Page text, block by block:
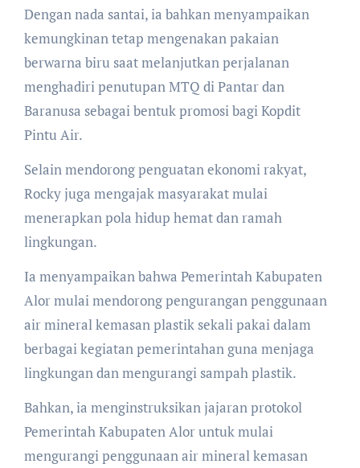
Dengan nada santai, ia bahkan menyampaikan
kemungkinan tetap mengenakan pakaian
berwarna biru saat melanjutkan perjalanan
menghadiri penutupan MTQ di Pantar dan
Baranusa sebagai bentuk promosi bagi Kopdit
Pintu Air.
Selain mendorong penguatan ekonomi rakyat,
Rocky juga mengajak masyarakat mulai
menerapkan pola hidup hemat dan ramah
lingkungan.
Ia menyampaikan bahwa Pemerintah Kabupaten
Alor mulai mendorong pengurangan penggunaan
air mineral kemasan plastik sekali pakai dalam
berbagai kegiatan pemerintahan guna menjaga
lingkungan dan mengurangi sampah plastik.
Bahkan, ia menginstruksikan jajaran protokol
Pemerintah Kabupaten Alor untuk mulai
mengurangi penggunaan air mineral kemasan